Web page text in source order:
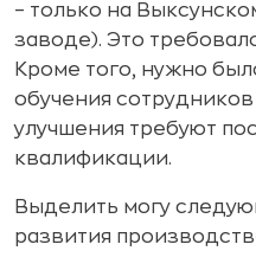
– только на
заводе). Это
Кроме того, нужно
обучения
улучшения требуют
квалификации.
Выделить могу
развития